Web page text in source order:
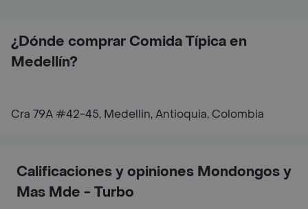
¿Dónde comprar Comida Típica en
Medellín?
Cra 79A #42-45, Medellin, Antioquia, Colombia
Calificaciones y opiniones Mondongos y
Mas Mde - Turbo